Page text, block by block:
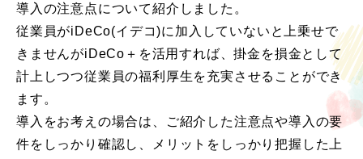
導入の注意点について紹介しました。
従業員がiDeCo(イデコ)に加入していないと上乗せで
きませんがiDeCo＋を活用すれば、掛金を損金として
計上しつつ従業員の福利厚生を充実させることができ
ます。
導入をお考えの場合は、ご紹介した注意点や導入の要
件をしっかり確認し、メリットをしっかり把握した上